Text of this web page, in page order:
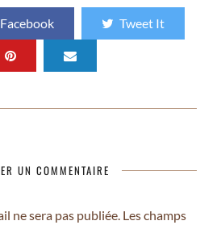
Tweet It
UN COMMENTAIRE
ne sera pas publiée. Les champs